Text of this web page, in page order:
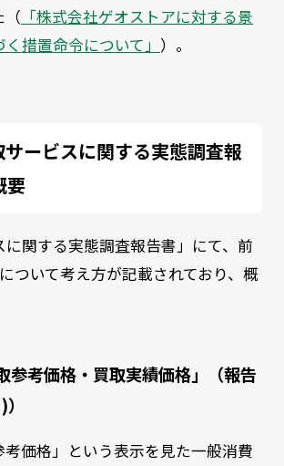
（ 「株式会社ゲオストアに対する景
措置命令について」 ）。
サービスに関する実態調査報
要
に関する実態調査報告書」にて、前
ついて考え方が記載されており、概
参考価格・買取実績価格」（報告
考価格」という表示を見た一般消費